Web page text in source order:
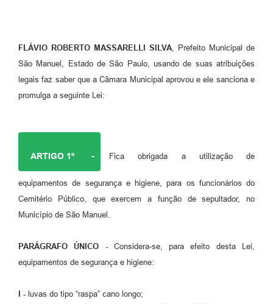
FLÁVIO ROBERTO MASSARELLI SILVA , Prefeito Municipal de
São Manuel, Estado de São Paulo, usando de suas atribuições
legais faz saber que a Câmara Municipal aprovou e ele sanciona e
promulga a seguinte Lei:
ARTIGO 1º - Fica obrigada a utilização de
equipamentos de segurança e higiene, para os funcionários do
Cemitério Público, que exercem a função de sepultador, no
Município de São Manuel.
PARÁGRAFO ÚNICO -Considera-se, para efeito desta Lei,
equipamentos de segurança e higiene:
I -luvas do tipo “raspa” cano longo;